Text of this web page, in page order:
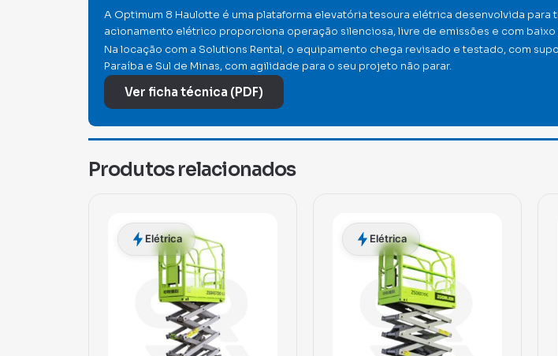
A Optimum 8 Haulotte é uma plataforma elevatória tesoura elétrica desenvolvida
acionamento elétrico proporciona operação silenciosa, livre de emissões e com
Na locação com a Solutions Rental, o equipamento chega revisado e testado, com
Paraíba e Sul de Minas, com agilidade para o seu projeto não parar.
Ver ficha técnica (PDF)
Produtos relacionados
Elétrica Elétrica